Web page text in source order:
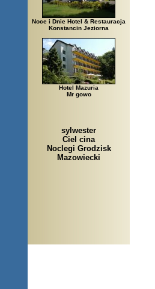
Noce i Dnie Hotel & Restauracja
Konstancin Jeziorna
Hotel Mazuria
Mr gowo
sylwester
Ciel cina
Noclegi Grodzisk
Mazowiecki